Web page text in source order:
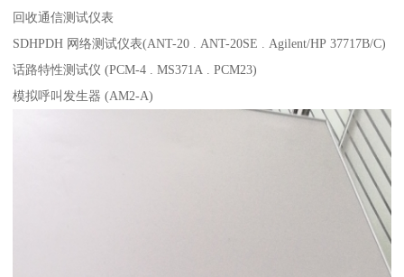
回收通信测试仪表
SDHPDH 网络测试仪表(ANT-20 . ANT-20SE . Agilent/HP 37717B/C)
话路特性测试仪 (PCM-4 . MS371A . PCM23)
模拟呼叫发生器 (AM2-A)